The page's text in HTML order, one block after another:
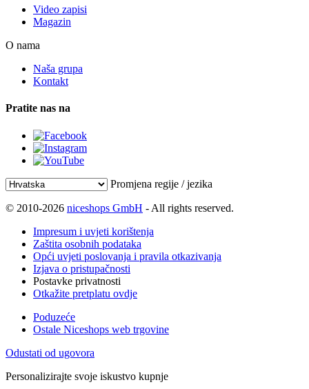
Video zapisi
Magazin
O nama
Naša grupa
Kontakt
Pratite nas na
Promjena regije / jezika
© 2010-2026 niceshops GmbH - All rights reserved.
Impresum i uvjeti korištenja
Zaštita osobnih podataka
Opći uvjeti poslovanja i pravila otkazivanja
Izjava o pristupačnosti
Postavke privatnosti
Otkažite pretplatu ovdje
Poduzeće
Ostale Niceshops web trgovine
Odustati od ugovora
Personalizirajte svoje iskustvo kupnje